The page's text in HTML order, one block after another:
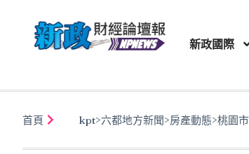
新政國際
首頁 kpt>六都地方新聞>房產動態>桃園市